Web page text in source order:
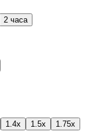
2 часа
1.4x 1.5x
1.75x